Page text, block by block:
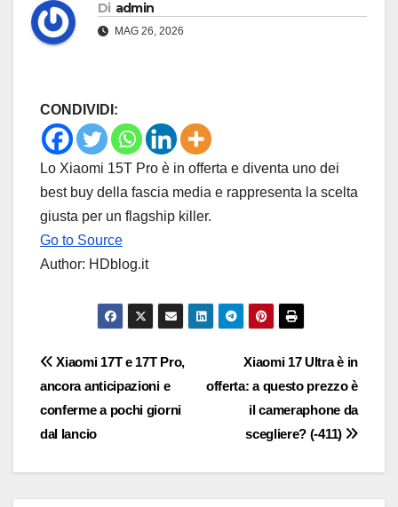
Di admin
MAG 26, 2026
CONDIVIDI:
Lo Xiaomi 15T Pro è in offerta e diventa uno dei
best buy della fascia media e rappresenta la scelta
giusta per un flagship killer.
Go to Source
Author: HDblog.it
Navigazione
articoli
Xiaomi 17 Ultra è in
offerta: a questo prezzo è
il cameraphone da
scegliere? (-411)
Xiaomi 17T e 17T Pro,
ancora anticipazioni e
conferme a pochi giorni
dal lancio